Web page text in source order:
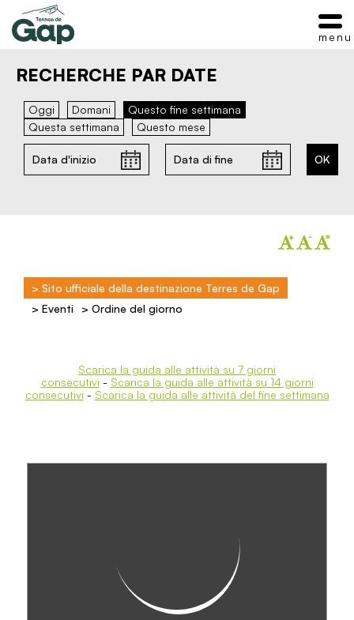
RECHERCHE PAR DATE
Oggi Domani
Questo fine settimana
Questa settimana
Questo mese
> Sito ufficiale della destinazione Terres de Gap
> Eventi > Ordine del giorno
Scarica la guida alle attività su 7 giorni
consecutivi - Scarica la guida alle attività su 14 giorni
consecutivi - Scarica la guida alle attività del fine settimana
menu